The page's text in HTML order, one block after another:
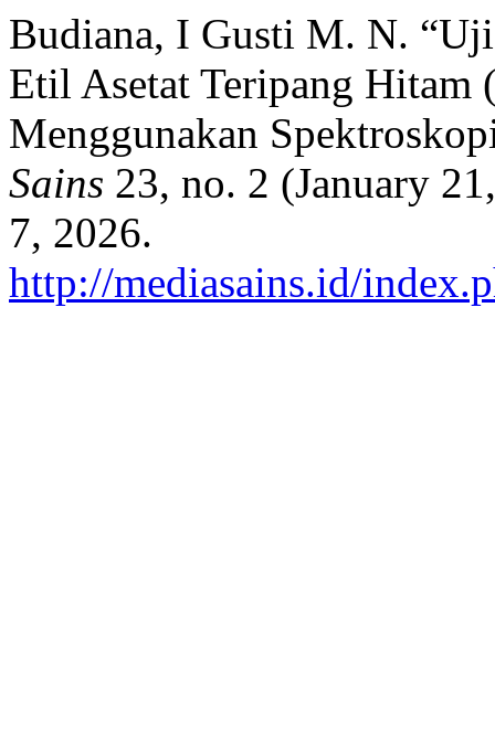
Budiana, I Gusti M. N.
Etil Asetat Teripang
Menggunakan
Sains 23, no. 2 (January
7, 2026.
http://mediasains.id/